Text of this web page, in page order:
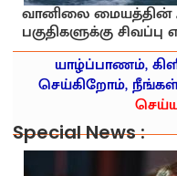
வானிலை மையத்தின்
பகுதிகளுக்கு சிவப்பு
யாழ்ப்பாணம்,
செய்கிறோம், நீங்கள்
Special News :